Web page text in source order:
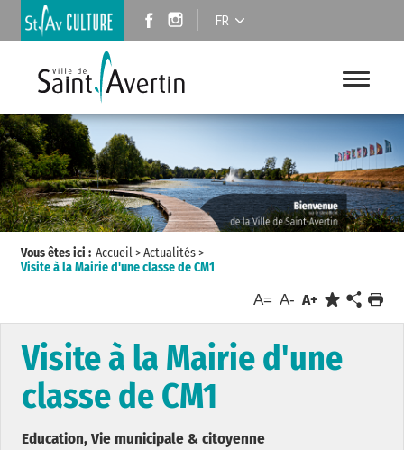
FR
Vous êtes ici : Accueil>Actualités>
Visite à la Mairie d'une classe de CM1
A= A- A+
Visite à la Mairie d'une
classe de CM1
Education, Vie municipale & citoyenne